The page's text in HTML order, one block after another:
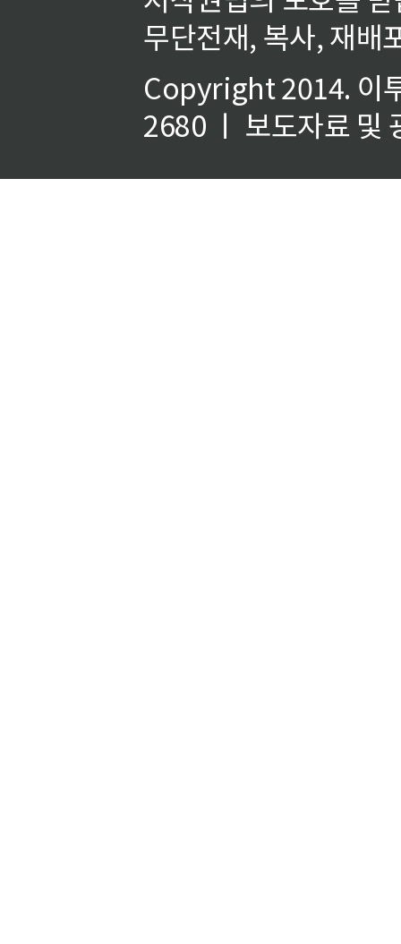
무단전재, 복사, 재배
Copyright 2014. 이
2680 ㅣ 보도자료